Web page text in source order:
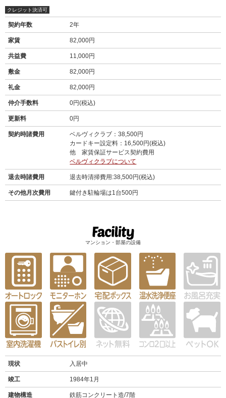
クレジット決済可
契約年数 2年
家賃 82,000円
共益費 11,000円
敷金 82,000円
礼金 82,000円
仲介手数料 0円(税込)
更新料 0円
契約時諸費用
ベルヴィクラブ：38,500円
カードキー設定料：16,500円(税込)
他 家賃保証サービス契約費用
ベルヴィクラブについて
退去時諸費用 退去時清掃費用:38,500円(税込)
その他月次費用 鍵付き駐輪場は1台500円
マンション・部屋の設備
現状 入居中
竣工 1984年1月
建物構造 鉄筋コンクリート造/7階